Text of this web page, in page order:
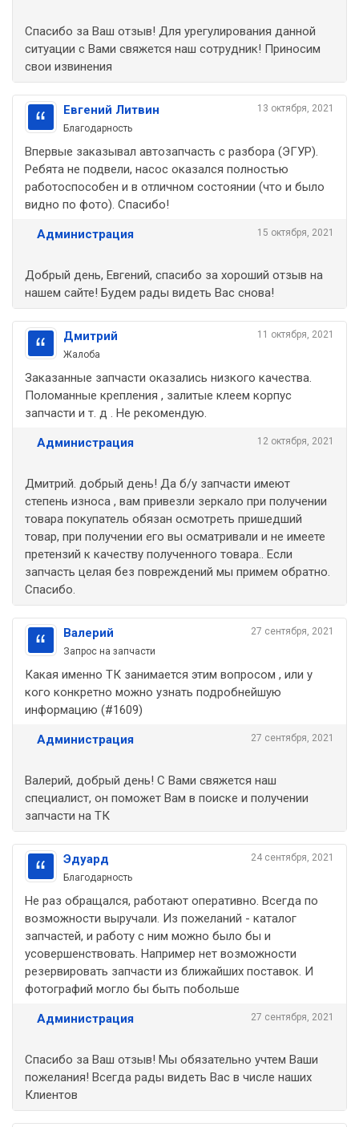
Спасибо за Ваш отзыв! Для урегулирования данной
ситуации с Вами свяжется наш сотрудник! Приносим
свои извинения
13 октября, 2021
Евгений Литвин
Благодарность
Впервые заказывал автозапчасть с разбора (ЭГУР).
Ребята не подвели, насос оказался полностью
работоспособен и в отличном состоянии (что и было
видно по фото). Спасибо!
15 октября, 2021
Администрация
Добрый день, Евгений, спасибо за хороший отзыв на
нашем сайте! Будем рады видеть Вас снова!
11 октября, 2021
Дмитрий
Жалоба
Заказанные запчасти оказались низкого качества.
Поломанные крепления , залитые клеем корпус
запчасти и т. д . Не рекомендую.
12 октября, 2021
Администрация
Дмитрий. добрый день! Да б/у запчасти имеют
степень износа , вам привезли зеркало при получении
товара покупатель обязан осмотреть пришедший
товар, при получении его вы осматривали и не имеете
претензий к качеству полученного товара.. Если
запчасть целая без повреждений мы примем обратно.
Спасибо.
27 сентября, 2021
Валерий
Запрос на запчасти
Какая именно ТК занимается этим вопросом , или у
кого конкретно можно узнать подробнейшую
информацию (#1609)
27 сентября, 2021
Администрация
Валерий, добрый день! С Вами свяжется наш
специалист, он поможет Вам в поиске и получении
запчасти на ТК
24 сентября, 2021
Эдуард
Благодарность
Не раз обращался, работают оперативно. Всегда по
возможности выручали. Из пожеланий - каталог
запчастей, и работу с ним можно было бы и
усовершенствовать. Например нет возможности
резервировать запчасти из ближайших поставок. И
фотографий могло бы быть побольше
27 сентября, 2021
Администрация
Спасибо за Ваш отзыв! Мы обязательно учтем Ваши
пожелания! Всегда рады видеть Вас в числе наших
Клиентов